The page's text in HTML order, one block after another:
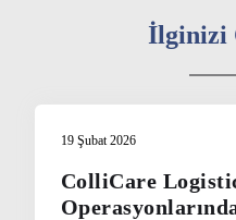
İlginizi
19 Şubat 2026
ColliCare